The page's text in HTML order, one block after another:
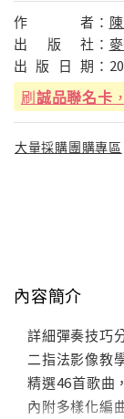
作 者：
出
版 社：
出 版 日 期：
刷誠品聯名卡
大量採購團購專區
內容簡介
詳細彈奏技巧
二指法影像教
精選46首歌曲
內附多樣化編